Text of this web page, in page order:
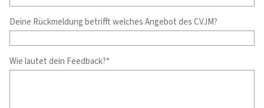
Deine Rückmeldung betrifft welches Angebot des CVJM?
Wie lautet dein Feedback?*